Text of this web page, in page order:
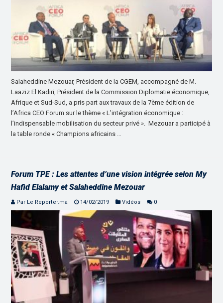
Salaheddine Mezouar, Président de la CGEM, accompagné de M.
Laaziz El Kadiri, Président de la Commission Diplomatie économique,
Afrique et Sud-Sud, a pris part aux travaux de la 7ème édition de
l’Africa CEO Forum sur le thème « L’intégration économique :
l’indispensable mobilisation du secteur privé ». Mezouar a participé à
la table ronde « Champions africains …
Forum TPE : Les attentes d’une vision intégrée selon My
Hafid Elalamy et Salaheddine Mezouar
Par Le Reporter.ma 14/02/2019 Vidéos 0